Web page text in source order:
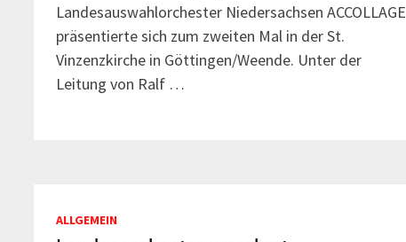
Landesauswahlorchester Niedersachsen ACCOLLAGE
präsentierte sich zum zweiten Mal in der St.
Vinzenzkirche in Göttingen/Weende. Unter der
Leitung von Ralf …
ALLGEMEIN